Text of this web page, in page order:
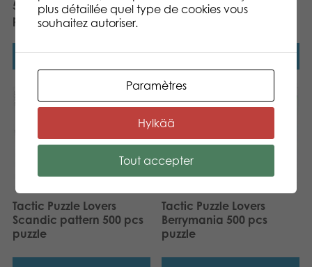
500 pcs puzzle: Baby
penguin​
Lire la suite
500 pcs puzzle: Dornie
Lire la suite
Tactic Puzzle Lovers
Scandic pattern 500 pcs
puzzle
Tactic Puzzle Lovers
Berrymania 500 pcs
puzzle
plus détaillée quel type de cookies vous
souhaitez autoriser.
Paramètres
Hylkää
Tout accepter